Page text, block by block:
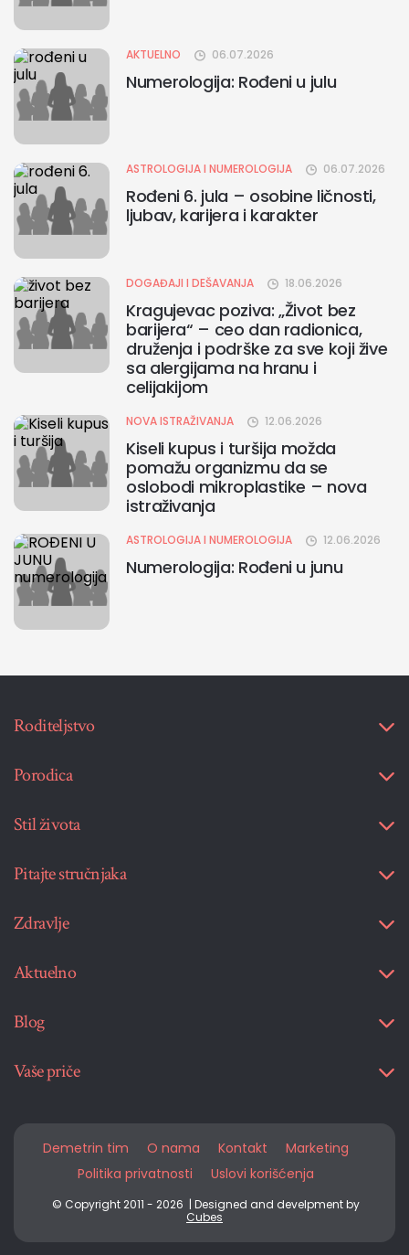
AKTUELNO 06.07.2026
Numerologija: Rođeni u julu
ASTROLOGIJA I NUMEROLOGIJA 06.07.2026
Rođeni 6. jula – osobine ličnosti,
ljubav, karijera i karakter
DOGAĐAJI I DEŠAVANJA 18.06.2026
Kragujevac poziva: „Život bez
barijera“ – ceo dan radionica,
druženja i podrške za sve koji žive
sa alergijama na hranu i
celijakijom
NOVA ISTRAŽIVANJA 12.06.2026
Kiseli kupus i turšija možda
pomažu organizmu da se
oslobodi mikroplastike – nova
istraživanja
ASTROLOGIJA I NUMEROLOGIJA 12.06.2026
Numerologija: Rođeni u junu
Roditeljstvo
Porodica
Stil života
Pitajte stručnjaka
Zdravlje
Aktuelno
Blog
Vaše priče
Demetrin tim O nama Kontakt
Marketing
Politika privatnosti
Uslovi korišćenja
© Copyright 2011 - 2026 | Designed and develpment by
Cubes